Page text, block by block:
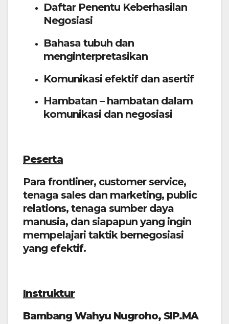
Daftar Penentu Keberhasilan
Negosiasi
Bahasa tubuh dan
menginterpretasikan
Komunikasi efektif dan asertif
Hambatan – hambatan dalam
komunikasi dan negosiasi
Peserta
Para frontliner, customer service,
tenaga sales dan marketing, public
relations, tenaga sumber daya
manusia, dan siapapun yang ingin
mempelajari taktik bernegosiasi
yang efektif.
Instruktur
Bambang Wahyu Nugroho, SIP.MA